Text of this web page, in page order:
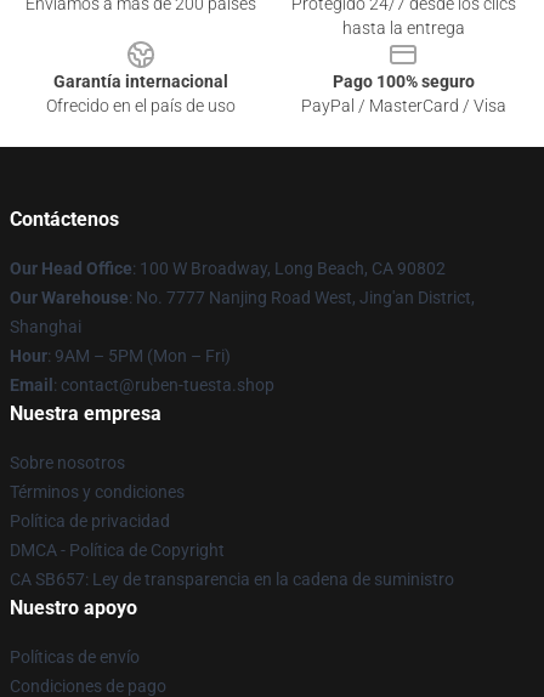
hasta la entrega
Garantía internacional
Ofrecido en el país de uso
Pago 100% seguro
PayPal / MasterCard / Visa
Contáctenos
Our Head Office: 100 W Broadway, Long Beach, CA 90802
Our Warehouse: No. 7777 Nanjing Road West, Jing'an District,
Shanghai
Hour: 9AM – 5PM (Mon – Fri)
Email : contact@ruben-tuesta.shop
Nuestra empresa
Sobre nosotros
Términos y condiciones
Política de privacidad
DMCA - Política de Copyright
CA SB657: Ley de transparencia en la cadena de suministro
Nuestro apoyo
Políticas de envío
Condiciones de pago